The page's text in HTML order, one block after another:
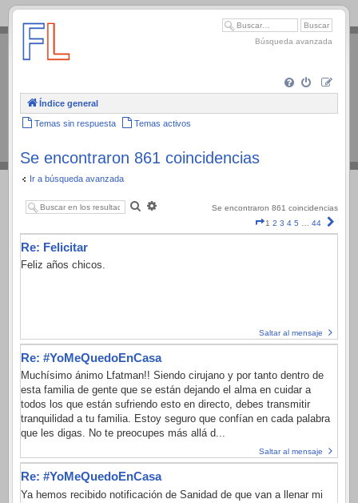
.
Búsqueda avanzada
Índice general
Temas sin respuesta Temas activos
Se encontraron 861 coincidencias
Ir a búsqueda avanzada
Buscar
Se encontraron 861 coincidencias
Página
1
1 2 3 4 5 44
Re: Felicitar
Feliz años chicos.
Saltar al mensaje
Re: #YoMeQuedoEnCasa
Muchísimo ánimo Lfatman!! Siendo cirujano y por tanto dentro de
esta familia de gente que se están dejando el alma en cuidar a
todos los que están sufriendo esto en directo, debes transmitir
tranquilidad a tu familia. Estoy seguro que confían en cada palabra
que les digas. No te preocupes más allá d...
Saltar al mensaje
Re: #YoMeQuedoEnCasa
Ya hemos recibido notificación de Sanidad de que van a llenar mi